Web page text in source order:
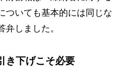
ついても基本的には同じな
弁しました。
き下げこそ必要